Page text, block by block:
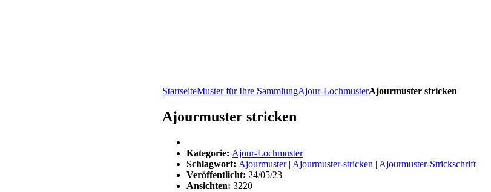
StartseiteMuster für Ihre SammlungAjour-LochmusterAjourmuster stricken
Ajourmuster stricken
Kategorie: Ajour-Lochmuster
Schlagwort: Ajourmuster| Ajourmuster-stricken | Ajourmuster-Strickschrift
Veröffentlicht: 24/05/23
Ansichten: 3220